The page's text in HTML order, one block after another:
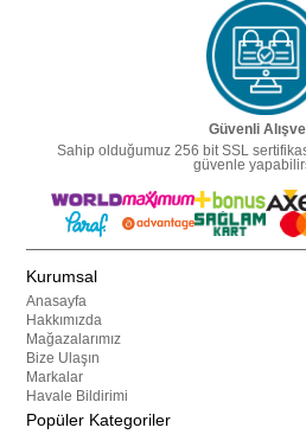
Güvenli
Sahip olduğumuz 256 bit SSL
güvenle
Kurumsal
Anasayfa
Hakkımızda
Mağazalarımız
Bize Ulaşın
Markalar
Havale Bildirimi
Popüler Kategoriler